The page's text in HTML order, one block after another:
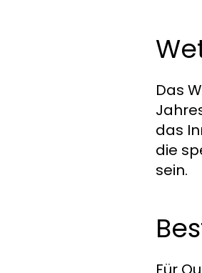
Das
das
die
sein.